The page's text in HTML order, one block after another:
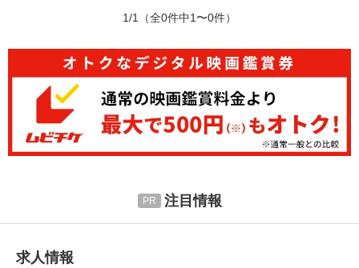
1/1 （全0件中1〜0件）
注目情報
求人情報